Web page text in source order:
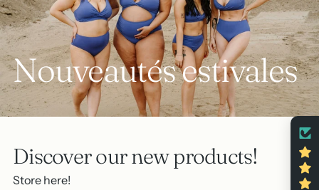
Nouveautés estivales
Discover our new products!
Store here!